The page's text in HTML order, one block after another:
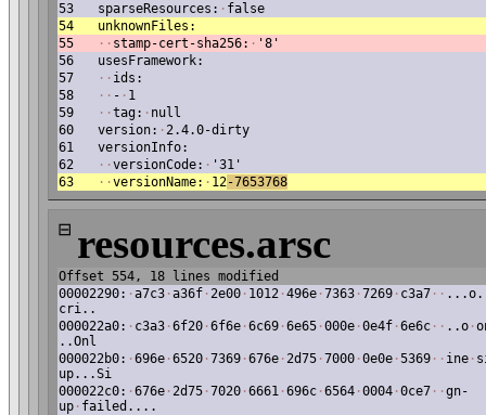
53
sparseResources: · false
54
unknownFiles:
55
· · stamp-cert-sha256: · '8'
56
usesFramework:
57
· · ids:
58
· · - · 1
59
· ·tag: · null
60
version: ·2.4.0-dirty
61
versionInfo:
62
· ·versionCode: · '31'
63
· ·versionName: · 12-7653768
⊟ resources.arsc
Offset 554, 18 lines modified
00002290: ·a7c3 ·a36f ·2e00 · 1012 ·496e ·7363 ·7269 · c3a7 · ·
cri..
000022a0: · c3a3 ·6f20 ·6f6e ·6c69 ·6e65 ·000e ·0e4f ·6e6c · · ..o ·
..Onl
000022b0: ·696e ·6520 ·7369 ·676e ·2d75 ·7000 ·0e0e ·5369 · · ine ·
up...Si
000022c0: ·676e ·2d75 ·7020 ·6661 ·696c ·6564 ·0004 ·0ce7 · ·gn-
up · failed....